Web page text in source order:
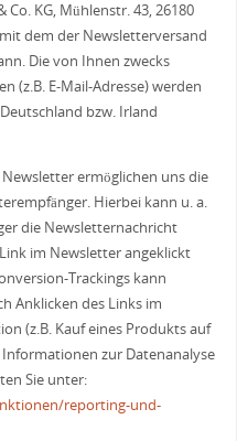
KG, Mühlenstr. 43, 26180
dem der Newsletterversand
Die von Ihnen zwecks
(z.B. E-Mail-Adresse) werden
bzw. Irland
ermöglichen uns die
Hierbei kann u. a.
die Newsletternachricht
im Newsletter angeklickt
Trackings kann
Anklicken des Links im
(z.B. Kauf eines Produkts auf
zur Datenanalyse
Sie unter:
reporting-und-